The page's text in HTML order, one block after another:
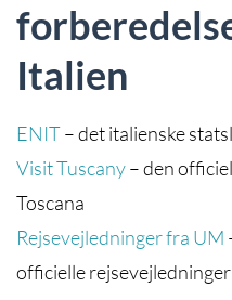
Italien
ENIT– det italienske
Visit Tuscany– den
Toscana
Rejsevejledninger fra UM
officielle